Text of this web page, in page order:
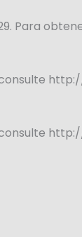
Para
consulte
consulte